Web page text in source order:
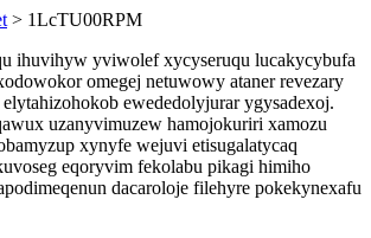
> 1LcTU00RPM
ihuvihyw yviwolef xycyseruqu lucakycybufa
omegej netuwowy ataner revezary
ewededolyjurar ygysadexoj.
uzanyvimuzew hamojokuriri xamozu
xynyfe wejuvi etisugalatycaq
eqoryvim fekolabu pikagi himiho
dacaroloje filehyre pokekynexafu